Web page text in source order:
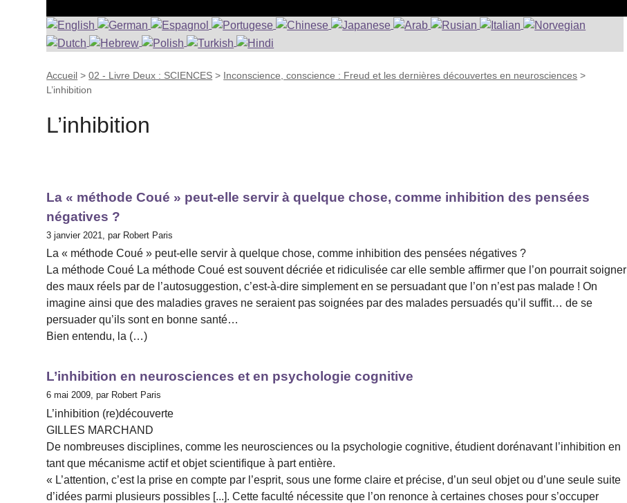
Accueil >02 - Livre Deux : SCIENCES > Inconscience, conscience : Freud et les dernières découvertes en neurosciences >
L’inhibition
L’inhibition
La « méthode Coué » peut-elle servir à quelque chose, comme inhibition des pensées
négatives ?
3 janvier 2021, par Robert Paris
La « méthode Coué » peut-elle servir à quelque chose, comme inhibition des pensées négatives ?
La méthode Coué La méthode Coué est souvent décriée et ridiculisée car elle semble affirmer que l’on pourrait soigner
des maux réels par de l’autosuggestion, c’est-à-dire simplement en se persuadant que l’on n’est pas malade ! On
imagine ainsi que des maladies graves ne seraient pas soignées par des malades persuadés qu’il suffit… de se
persuader qu’ils sont en bonne santé…
Bien entendu, la (…)
L’inhibition en neurosciences et en psychologie cognitive
6 mai 2009, par Robert Paris
L’inhibition (re)découverte
GILLES MARCHAND
De nombreuses disciplines, comme les neurosciences ou la psychologie cognitive, étudient dorénavant l’inhibition en
tant que mécanisme actif et objet scientifique à part entière.
« L’attention, c’est la prise en compte par l’esprit, sous une forme claire et précise, d’un seul objet ou d’une seule suite
d’idées parmi plusieurs possibles [...]. Cette faculté nécessite que l’on renonce à certaines choses pour s’occuper